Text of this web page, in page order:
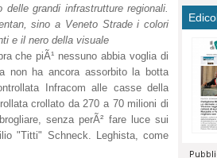
grandi infrastrutture regionali.
sino a Veneto Strade i colori
e il nero della visuale
che piÃ¹ nessuno abbia voglia di
non ha ancora assorbito la botta
Infracom alle casse della
crollato da 270 a 70 milioni di
senza perÃ² fare luce sui
"Titti" Schneck. Leghista, come
Ora
la
ma
a
alta